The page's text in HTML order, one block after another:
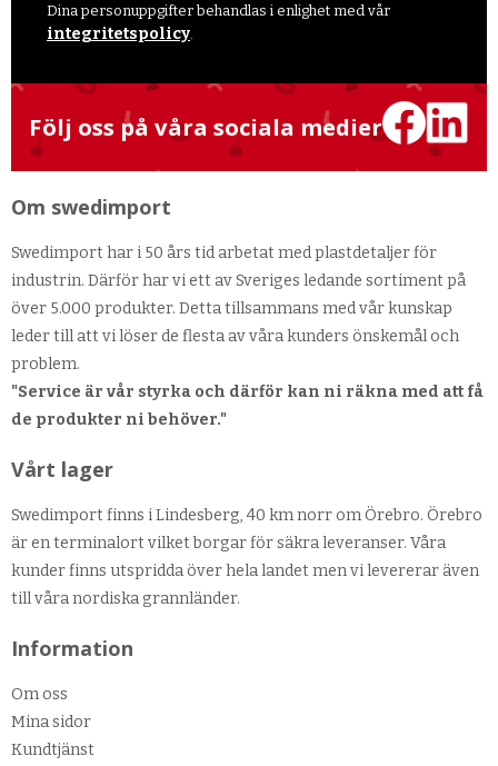
Dina personuppgifter behandlas i enlighet med vår
integritetspolicy
Följ oss på våra sociala medier
Om swedimport
Swedimport har i 50 års tid arbetat med plastdetaljer för
industrin. Därför har vi ett av Sveriges ledande sortiment på
över 5.000 produkter. Detta tillsammans med vår kunskap
leder till att vi löser de flesta av våra kunders önskemål och
problem.
"Service är vår styrka och därför kan ni räkna med att få
de produkter ni behöver."
Vårt lager
Swedimport finns i Lindesberg, 40 km norr om Örebro. Örebro
är en terminalort vilket borgar för säkra leveranser. Våra
kunder finns utspridda över hela landet men vi levererar även
till våra nordiska grannländer.
Information
Om oss
Mina sidor
Kundtjänst